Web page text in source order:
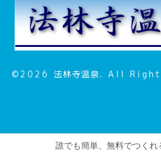
©2026 法林寺温泉. All
誰でも簡単、無料でつくれ